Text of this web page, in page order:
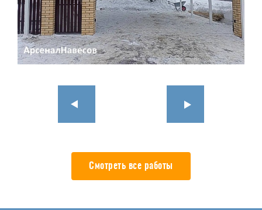
Смотреть все работы